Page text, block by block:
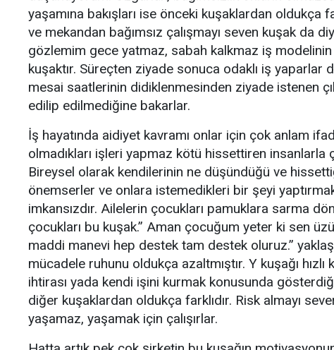
yaşamına bakışları ise önceki kuşaklardan oldukça
ve mekandan bağımsız çalışmayı seven kuşak da
gözlemim gece yatmaz, sabah kalkmaz iş
kuşaktır. Süreçten ziyade sonuca odaklı iş yaparlar
mesai saatlerinin didiklenmesinden ziyade istenen
edilip edilmediğine bakarlar.
İş hayatında aidiyet kavramı onlar için çok anlam
olmadıkları işleri yapmaz kötü hissettiren insanlarla
Bireysel olarak kendilerinin ne düşündüğü ve
önemserler ve onlara istemedikleri bir şeyi
imkansızdır. Ailelerin çocukları pamuklara sarma
çocukları bu kuşak.’’ Aman çocuğum yeter ki sen
maddi manevi hep destek tam destek oluruz.’’
mücadele ruhunu oldukça azaltmıştır. Y kuşağı hızlı
ihtirası yada kendi işini kurmak konusunda
diğer kuşaklardan oldukça farklıdır. Risk almayı
yaşamaz, yaşamak için çalışırlar.